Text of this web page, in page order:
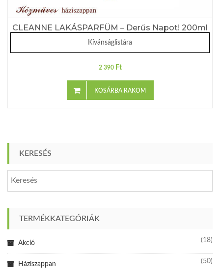
CLEANNE LAKÁSPARFÜM – Derűs Napot! 200ml
Kívánságlistára
2 390 Ft
KOSÁRBA RAKOM
KERESÉS
TERMÉKKATEGÓRIÁK
Akció (18)
Háziszappan (50)